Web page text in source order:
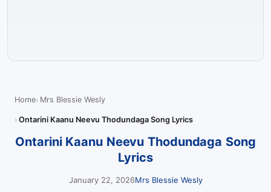
Home Mrs Blessie Wesly
Ontarini Kaanu Neevu Thodundaga Song Lyrics
Ontarini Kaanu Neevu Thodundaga Song
Lyrics
January 22, 2026Mrs Blessie Wesly